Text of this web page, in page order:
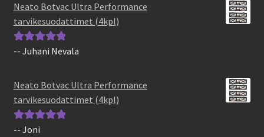
Neato Botvac Ultra Performance
tarvikesuodattimet (4kpl)
Arvostelu
-- Juhani Nevala
Neato Botvac Ultra Performance
tarvikesuodattimet (4kpl)
Arvostelu
-- Joni